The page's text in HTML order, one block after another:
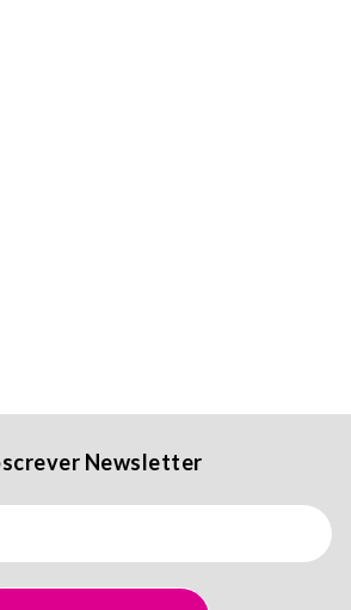
Newsletter